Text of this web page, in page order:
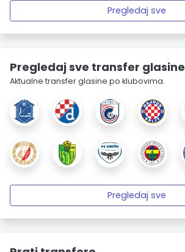
Pregledaj sve
Pregledaj sve transfer glasine
Aktualne transfer glasine po klubovima.
Pregledaj sve